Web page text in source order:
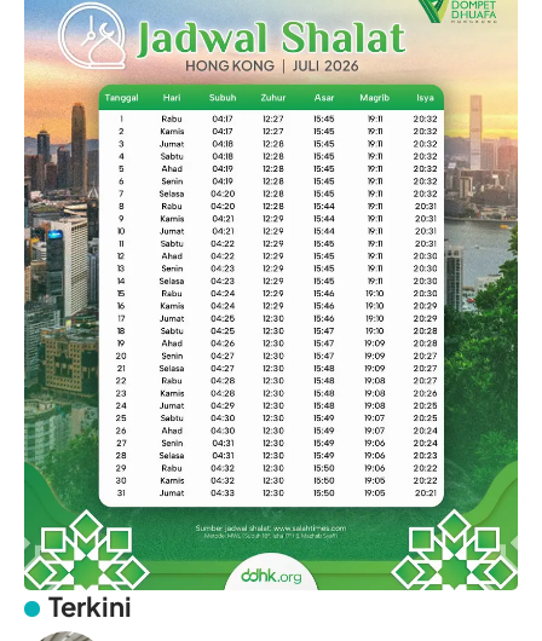
Terkini